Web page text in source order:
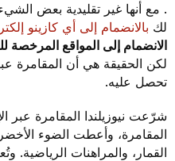
. مع أنها غير تقليدية بعض
لكبالانضمام إلى أي كازينو
الانضمام إلى المواقع المرخصة
لكن الحقيقة هي أن المقامرة
تحصل عليه.
القمار، والمراهنات الرياضية.